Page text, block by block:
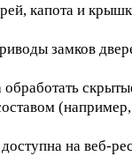
капота и
замков
на веб-